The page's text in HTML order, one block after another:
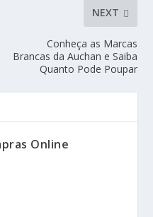
NEXT
Conheça as Marcas
Brancas da Auchan e Saiba
Quanto Pode Poupar
Online